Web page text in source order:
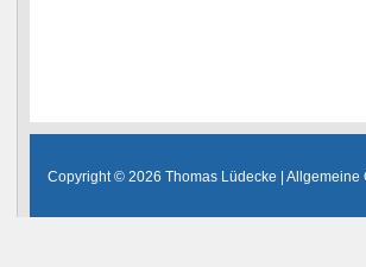
Copyright © 2026 Thomas Lüdecke | Allgemeine